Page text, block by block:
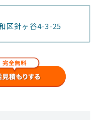
区針ヶ谷4-3-25